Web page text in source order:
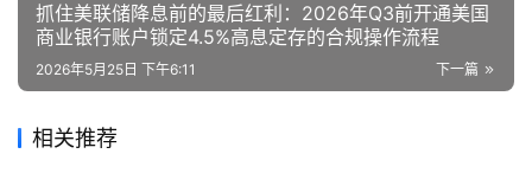
抓住美联储降息前的最后红利：2026年Q3前开通美国
商业银行账户锁定4.5%高息定存的合规操作流程
下一篇
2026年5月25日 下午6:11
相关推荐